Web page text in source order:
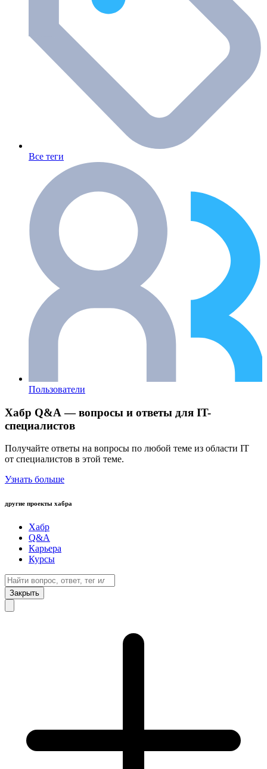
Все теги
Пользователи
Хабр Q&A — вопросы и ответы для IT-
специалистов
Получайте ответы на вопросы по любой теме из области IT
от специалистов в этой теме.
Узнать больше
другие проекты хабра
Хабр
Q&A
Карьера
Курсы
Закрыть